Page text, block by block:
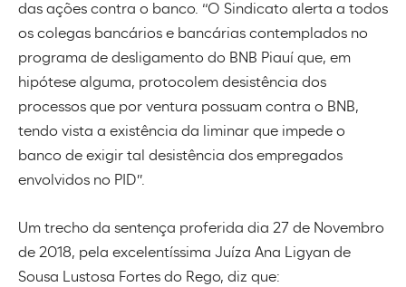
das ações contra o banco. “O Sindicato alerta a todos
os colegas bancários e bancárias contemplados no
programa de desligamento do BNB Piauí que, em
hipótese alguma, protocolem desistência dos
processos que por ventura possuam contra o BNB,
tendo vista a existência da liminar que impede o
banco de exigir tal desistência dos empregados
envolvidos no PID”.
Um trecho da sentença proferida dia 27 de Novembro
de 2018, pela excelentíssima Juíza Ana Ligyan de
Sousa Lustosa Fortes do Rego, diz que: